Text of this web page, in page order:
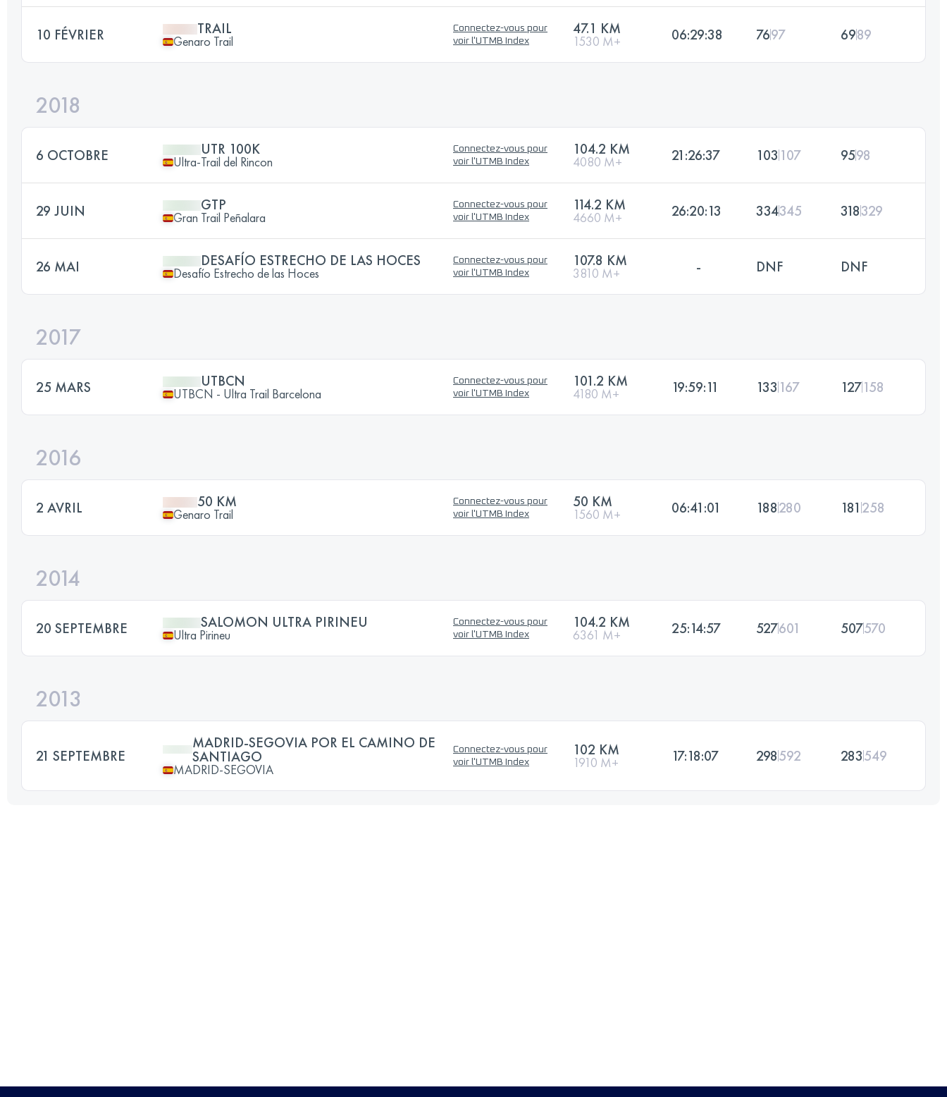
10 FÉVRIER TRAIL
Genaro Trail
Connectez-vous pour
voir l'UTMB Index
47.1 KM
1530 M+ 06:29:38 7697 6989
2018
6 OCTOBRE UTR 100K
Ultra-Trail del Rincon
Connectez-vous pour
voir l'UTMB Index
104.2 KM
4080 M+ 21:26:37 103 107 9598
29 JUIN GTP
Gran Trail Peñalara
Connectez-vous pour
voir l'UTMB Index
114.2 KM
4660 M+ 26:20:13 334345 318329
26 MAI DESAFÍO ESTRECHO DE LAS HOCES
Desafío Estrecho de las Hoces
Connectez-vous pour
voir l'UTMB Index
107.8 KM
3810 M+ - DNF DNF
2017
25 MARS UTBCN
UTBCN - Ultra Trail Barcelona
Connectez-vous pour
voir l'UTMB Index
101.2 KM
4180 M+ 19:59:11 133 167 127158
2016
2 AVRIL 50 KM
Genaro Trail
Connectez-vous pour
voir l'UTMB Index
50 KM
1560 M+ 06:41:01 188280 181 258
2014
20 SEPTEMBRE SALOMON ULTRA PIRINEU
Ultra Pirineu
Connectez-vous pour
voir l'UTMB Index
104.2 KM
6361 M+ 25:14:57 527601 507570
2013
21 SEPTEMBRE
MADRID-SEGOVIA POR EL CAMINO DE
SANTIAGO
MADRID-SEGOVIA
Connectez-vous pour
voir l'UTMB Index
102 KM
1910 M+ 17:18:07 298592 283549